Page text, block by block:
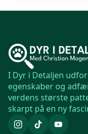
I Dyr i Detaljen
egenskaber og
verdens største
skarpt på en ny